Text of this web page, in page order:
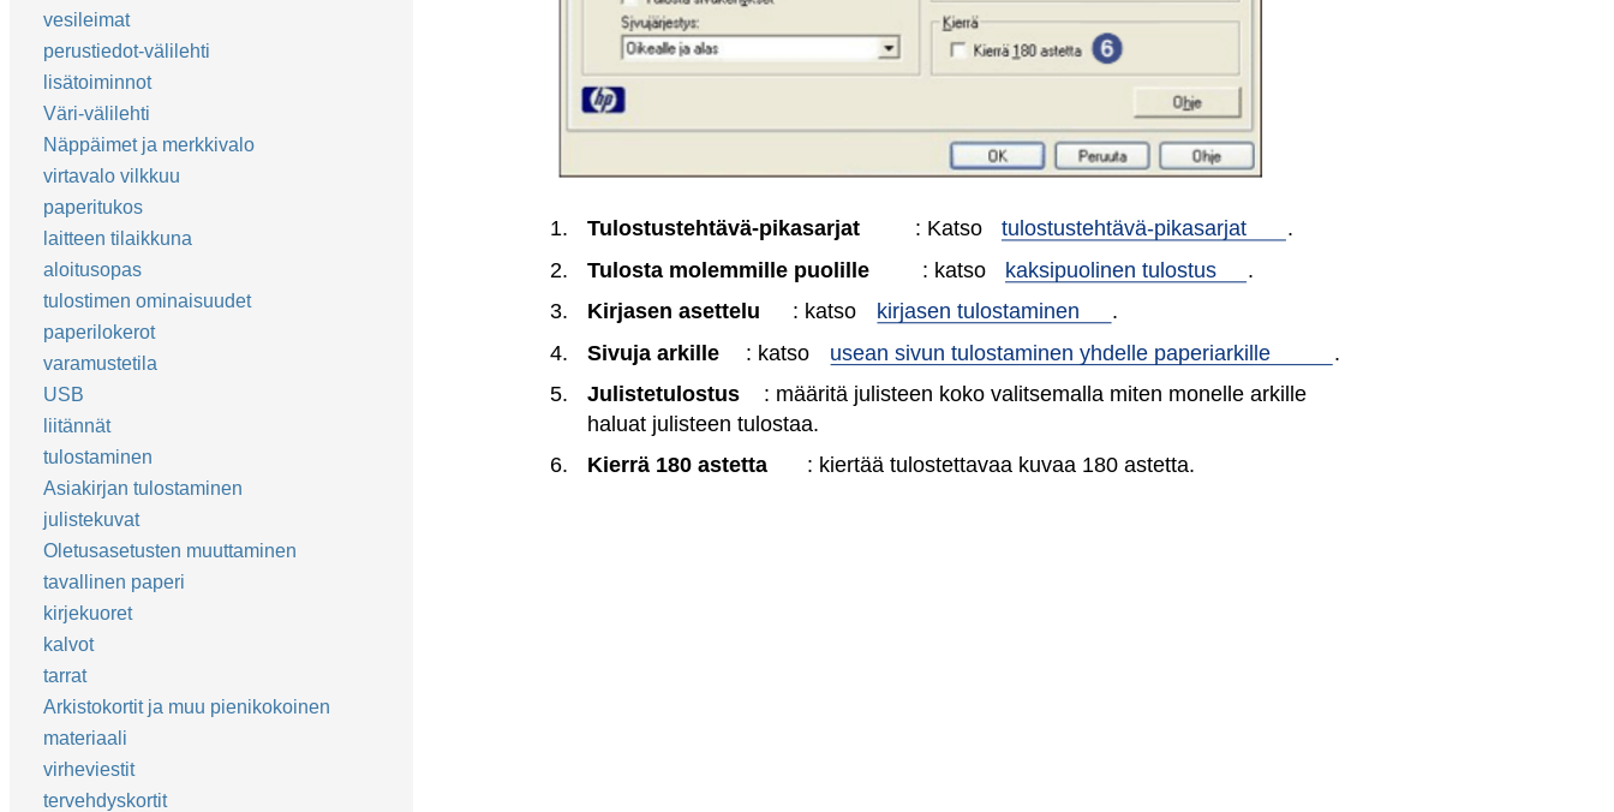
1. Tulostustehtävä-pikasarjat : Katso tulostustehtävä-pikasarjat
.
2.
Tulosta molemmille puolille : katso kaksipuolinen tulostus
.
3.
Kirjasen asettelu : katso kirjasen tulostaminen
.
4.
Sivuja arkille : katso usean sivun tulostaminen yhdelle paperiarkille
.
5.
Julistetulostus
: määritä julisteen koko valitsemalla miten monelle arkille
haluat julisteen tulostaa.
6.
Kierrä 180 astetta : kiertää tulostettavaa kuvaa 180 astetta.
vesileimat
perustiedot-välilehti
lisätoiminnot
Väri-välilehti
Näppäimet ja merkkivalo
virtavalo vilkkuu
paperitukos
laitteen tilaikkuna
aloitusopas
tulostimen ominaisuudet
paperilokerot
varamustetila
USB
liitännät
tulostaminen
Asiakirjan tulostaminen
julistekuvat
Oletusasetusten muuttaminen
tavallinen paperi
kirjekuoret
kalvot
tarrat
Arkistokortit ja muu pienikokoinen
materiaali
virheviestit
tervehdyskortit